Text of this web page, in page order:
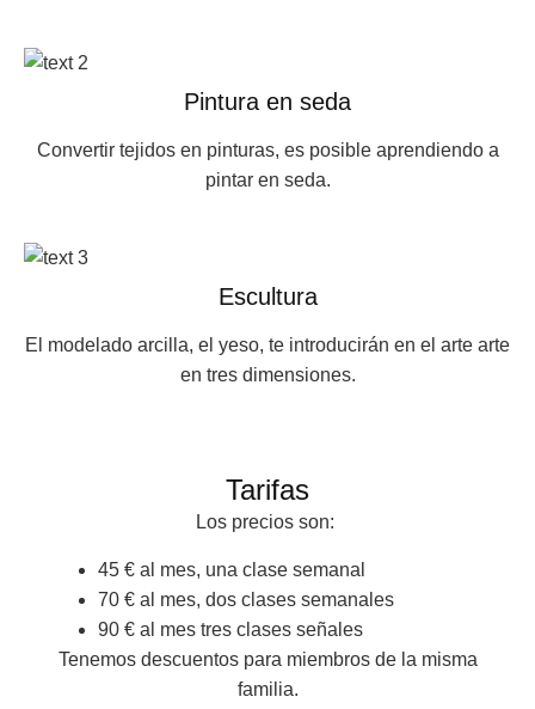
Pintura en seda
Convertir tejidos en pinturas, es posible aprendiendo a
pintar en seda.
Escultura
El modelado arcilla, el yeso, te introducirán en el arte arte
en tres dimensiones.
Tarifas
Los precios son:
45 € al mes, una clase semanal
70 € al mes, dos clases semanales
90 € al mes tres clases señales
Tenemos descuentos para miembros de la misma
familia.